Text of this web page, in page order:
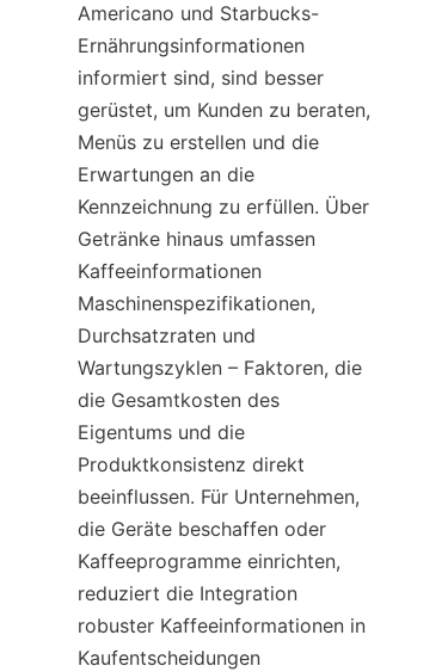
Americano und Starbucks-
Ernährungsinformationen
informiert sind, sind besser
gerüstet, um Kunden zu beraten,
Menüs zu erstellen und die
Erwartungen an die
Kennzeichnung zu erfüllen. Über
Getränke hinaus umfassen
Kaffeeinformationen
Maschinenspezifikationen,
Durchsatzraten und
Wartungszyklen – Faktoren, die
die Gesamtkosten des
Eigentums und die
Produktkonsistenz direkt
beeinflussen. Für Unternehmen,
die Geräte beschaffen oder
Kaffeeprogramme einrichten,
reduziert die Integration
robuster Kaffeeinformationen in
Kaufentscheidungen